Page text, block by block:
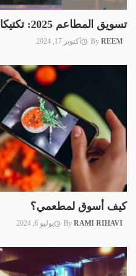
تسويق المطاعم 2025: تكتيكات تسويقية مذهلة!
By REEM أكتوبر 17, 2024
كيف أسوق لمطعمي؟
By RAMI RIHAVI يوليو 6, 2024